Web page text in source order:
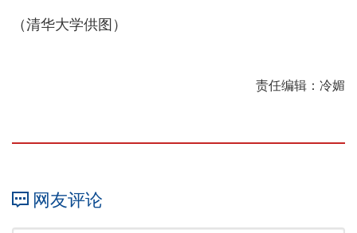
（清华大学供图）
责任编辑：冷媚
网友评论